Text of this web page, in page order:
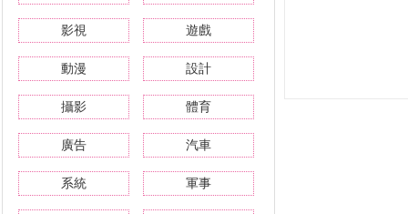
影視 遊戲
動漫 設計
攝影 體育
廣告 汽車
系統 軍事